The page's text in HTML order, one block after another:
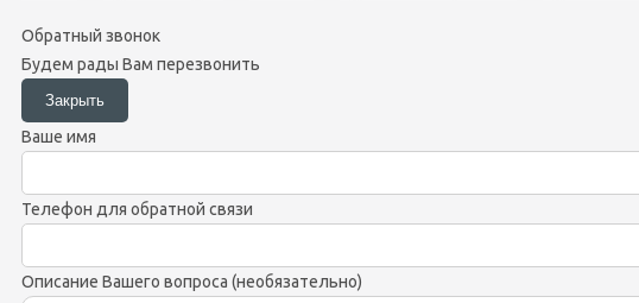
Обратный звонок
Будем рады Вам перезвонить
Ваше имя
Телефон для обратной связи
Описание Вашего вопроса (необязательно)